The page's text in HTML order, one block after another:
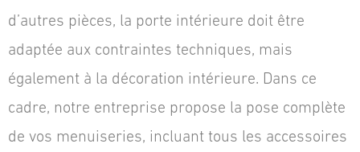
d’autres pièces, la porte intérieure doit être
adaptée aux contraintes techniques, mais
également à la décoration intérieure. Dans ce
cadre, notre entreprise propose la pose complète
de vos menuiseries, incluant tous les accessoires